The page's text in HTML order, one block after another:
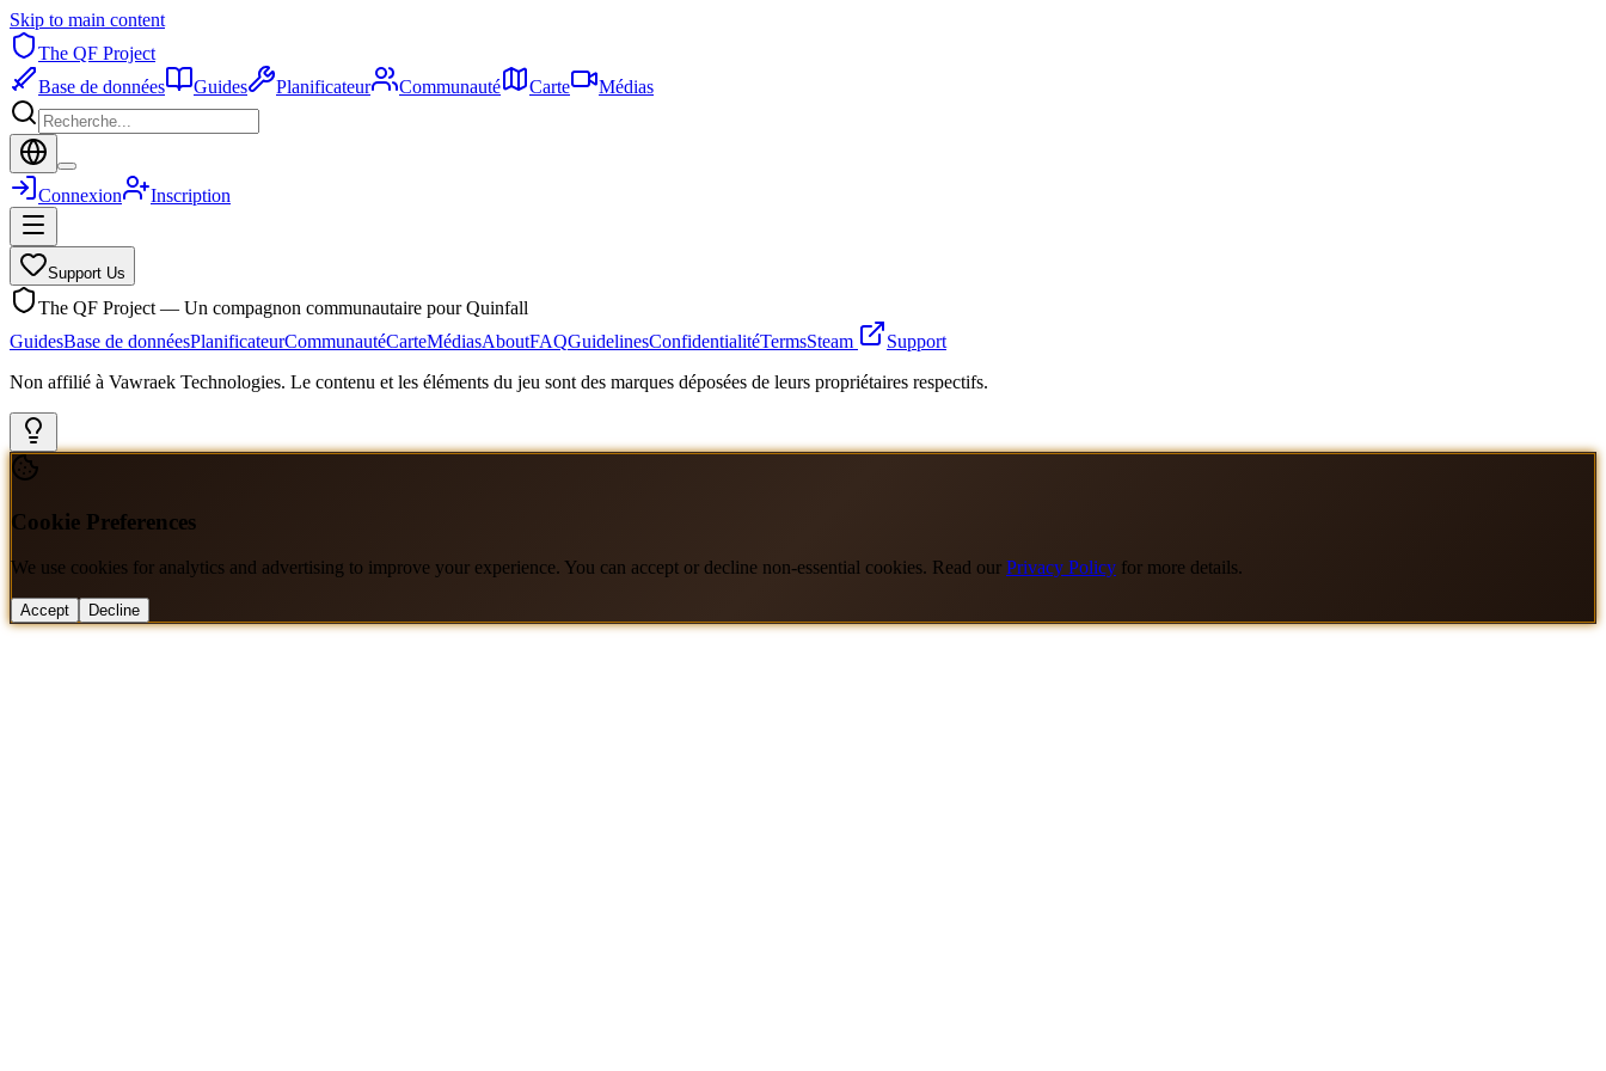
Skip to main content
The QF Project
Base de données
Guides Planificateur Communauté Carte Médias
Connexion Inscription
Support Us
The QF Project — Un compagnon communautaire pour Quinfall
GuidesBase de donnéesPlanificateurCommunautéCarteMédiasAboutFAQGuidelinesConfidentialitéTermsSteam
Support
Non affilié à Vawraek Technologies. Le contenu et les éléments du jeu sont des marques déposées de leurs propriétaires respectifs.
Cookie Preferences
We use cookies for analytics and advertising to improve your experience. You can accept or decline non-essential cookies. Read our Privacy Policy for more details.
Accept Decline